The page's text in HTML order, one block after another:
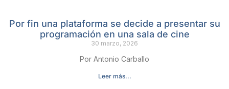
Por fin una plataforma se decide a presentar su
programación en una sala de cine
30 marzo, 2026
Por Antonio Carballo
Leer más...